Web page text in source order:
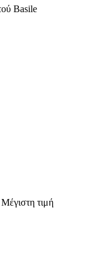
Basile
Μέγιστη τιμή